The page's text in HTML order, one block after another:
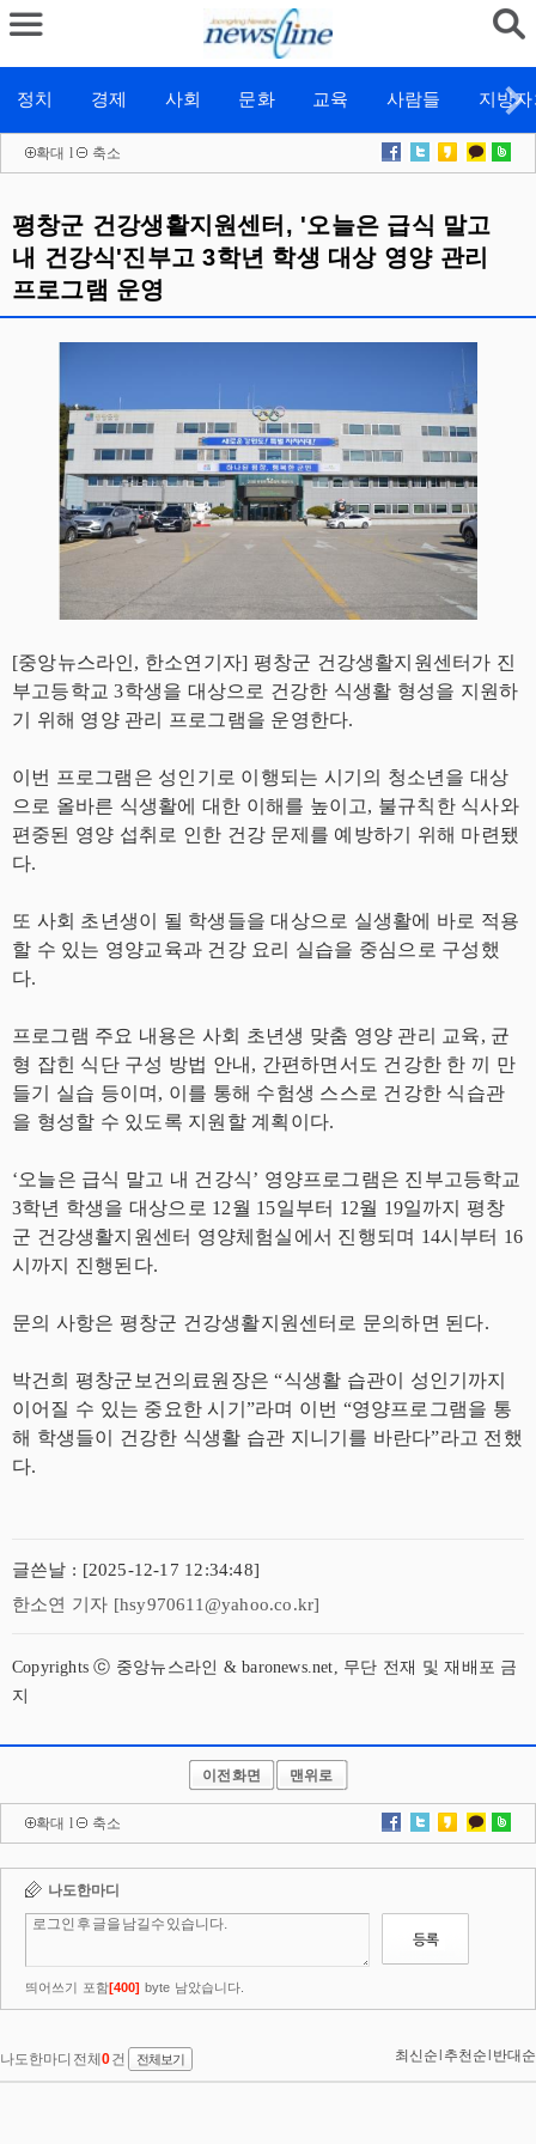
정치 경제 사회 문화 교육 사람들 지방
확대 l 축소
평창군 건강생활지원센터, '오늘은 급식 말고
내 건강식'진부고 3학년 학생 대상 영양 관리
프로그램 운영
[중앙뉴스라인, 한소연기자] 평창군 건강생활지원센터가 진
부고등학교 3학생을 대상으로 건강한 식생활 형성을 지원하
기 위해 영양 관리 프로그램을 운영한다.
이번 프로그램은 성인기로 이행되는 시기의 청소년을 대상
으로 올바른 식생활에 대한 이해를 높이고, 불규칙한 식사와
편중된 영양 섭취로 인한 건강 문제를 예방하기 위해 마련됐
다.
또 사회 초년생이 될 학생들을 대상으로 실생활에 바로 적용
할 수 있는 영양교육과 건강 요리 실습을 중심으로 구성했
다.
프로그램 주요 내용은 사회 초년생 맞춤 영양 관리 교육, 균
형 잡힌 식단 구성 방법 안내, 간편하면서도 건강한 한 끼 만
들기 실습 등이며, 이를 통해 수험생 스스로 건강한 식습관
을 형성할 수 있도록 지원할 계획이다.
‘오늘은 급식 말고 내 건강식’ 영양프로그램은 진부고등학교
3학년 학생을 대상으로 12월 15일부터 12월 19일까지 평창
군 건강생활지원센터 영양체험실에서 진행되며 14시부터 16
시까지 진행된다.
문의 사항은 평창군 건강생활지원센터로 문의하면 된다.
박건희 평창군보건의료원장은 “식생활 습관이 성인기까지
이어질 수 있는 중요한 시기”라며 이번 “영양프로그램을 통
해 학생들이 건강한 식생활 습관 지니기를 바란다”라고 전했
다.
글쓴날 : [2025-12-17 12:34:48]
한소연 기자 [hsy970611@yahoo.co.kr]
Copyrights ⓒ 중앙뉴스라인 & baronews.net, 무단 전재 및 재배포 금
지
이전화면 맨위로
확대 l 축소